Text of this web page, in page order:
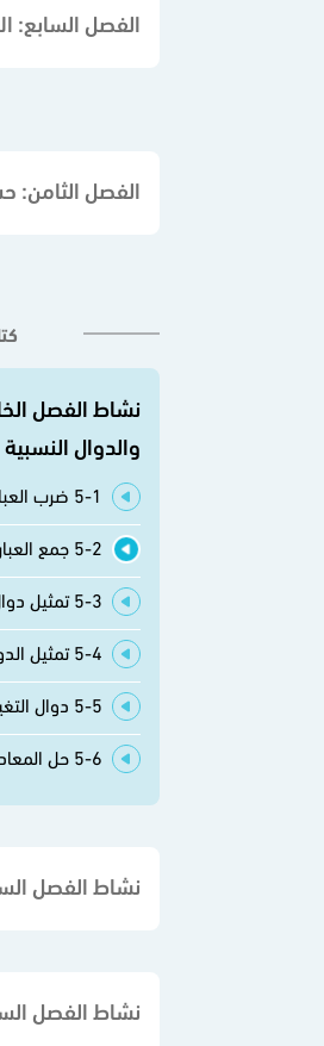
الفصل السابع:
الفصل الثامن:
نشاط الفصل
والدوال النسبية
5-1 ضرب العبارات النسبية وقسمتها
5-2 جمع العبارات النسبية وطرحها
5-3 تمثيل دوال المقلوب بيانياً
5-4 تمثيل الدوال النسبية بيانياً
5-5 دوال التغير
5-6 حل المعادلات والمتباينات النسبية
نشاط الفصل